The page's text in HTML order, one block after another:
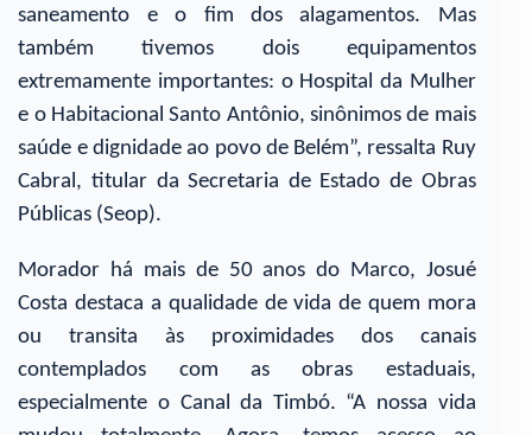
saneamento e o fim dos alagamentos. Mas
também tivemos dois equipamentos
extremamente importantes: o Hospital da Mulher
e o Habitacional Santo Antônio, sinônimos de mais
saúde e dignidade ao povo de Belém”, ressalta Ruy
Cabral, titular da Secretaria de Estado de Obras
Públicas (Seop).
Morador há mais de 50 anos do Marco, Josué
Costa destaca a qualidade de vida de quem mora
ou transita às proximidades dos canais
contemplados com as obras estaduais,
especialmente o Canal da Timbó. “A nossa vida